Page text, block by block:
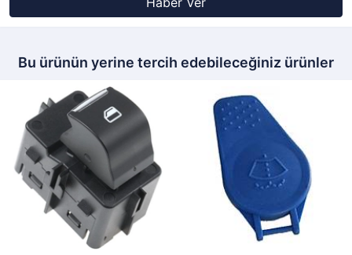
Bu ürünün yerine tercih edebileceğiniz ürünler